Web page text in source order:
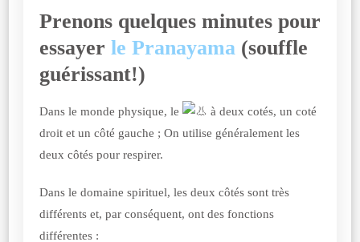
Prenons quelques minutes pour
essayer le Pranayama (souffle
guérissant!)
Dans le monde physique, le
à deux cotés, un coté
droit et un côté gauche ; On utilise généralement les
deux côtés pour respirer.
Dans le domaine spirituel, les deux côtés sont très
différents et, par conséquent, ont des fonctions
différentes :